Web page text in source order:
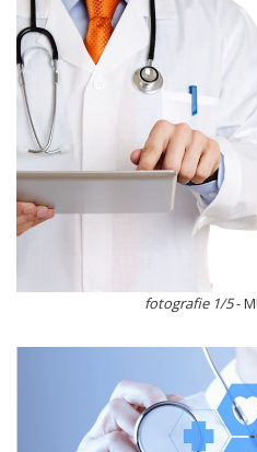
fotografie 1/5-